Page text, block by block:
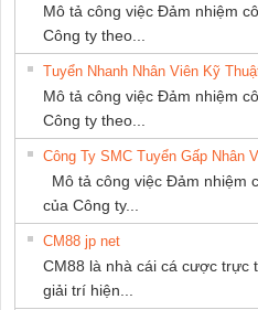
Mô tả công việc Đảm nhiệm
Công ty theo...
Tuyển Nhanh Nhân Viên Kỹ
Mô tả công việc Đảm nhiệm
Công ty theo...
Công Ty SMC Tuyển Gấp Nhân
Mô tả công việc Đảm nhiệm
của Công ty...
CM88 jp net
CM88 là nhà cái cá cược trực
giải trí hiện...